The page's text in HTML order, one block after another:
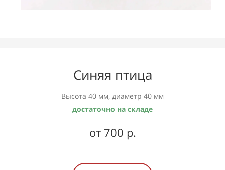
Синяя птица
Высота 40 мм, диаметр 40 мм
достаточно на складе
от 700 р.